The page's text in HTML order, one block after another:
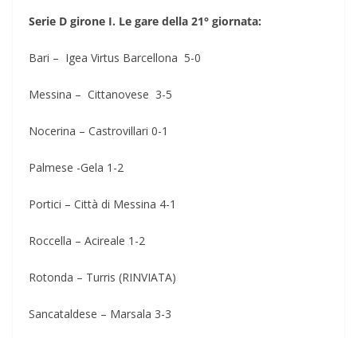
Serie D girone I. Le gare della 21° giornata:
Bari – Igea Virtus Barcellona 5-0
Messina – Cittanovese 3-5
Nocerina – Castrovillari 0-1
Palmese -Gela 1-2
Portici – Città di Messina 4-1
Roccella – Acireale 1-2
Rotonda – Turris (RINVIATA)
Sancataldese – Marsala 3-3